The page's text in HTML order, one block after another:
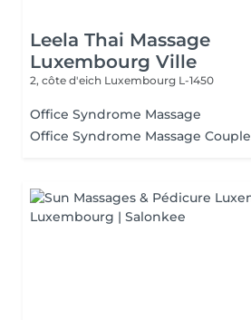
Leela Thai Massage
Luxembourg Ville
2, côte d'eich Luxembourg L-1450
Office Syndrome Massage
Office Syndrome Massage Couple